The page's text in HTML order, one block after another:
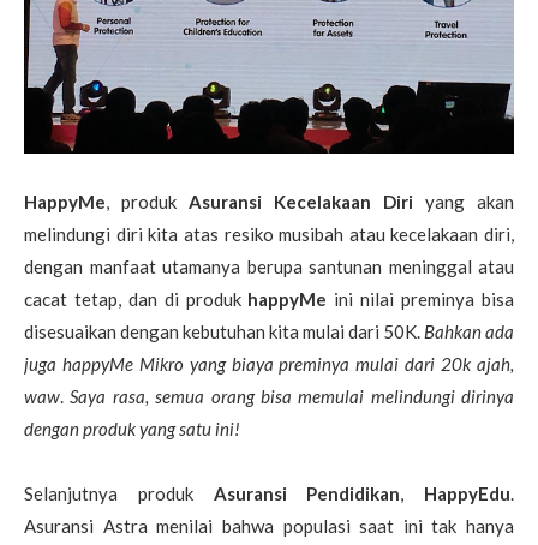
HappyMe, produk Asuransi Kecelakaan Diri yang akan
melindungi diri kita atas resiko musibah atau kecelakaan diri,
dengan manfaat utamanya berupa santunan meninggal atau
cacat tetap, dan di produk happyMe ini nilai preminya bisa
disesuaikan dengan kebutuhan kita mulai dari 50K. Bahkan ada
juga happyMe Mikro yang biaya preminya mulai dari 20k ajah,
waw.Saya rasa, semua orang bisa memulai melindungi dirinya
dengan produk yang satu ini!
Selanjutnya produk Asuransi Pendidikan, HappyEdu.
Asuransi Astra menilai bahwa populasi saat ini tak hanya